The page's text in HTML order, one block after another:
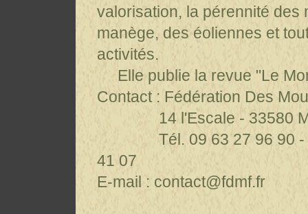
valorisation, la pérennité des
manège, des éoliennes et
activités.
Elle publie la revue "Le
Contact : Fédération Des
14 l'Escale - 33580
Tél. 09 63 27 96 90 -
41 07
E-mail : contact@fdmf.fr